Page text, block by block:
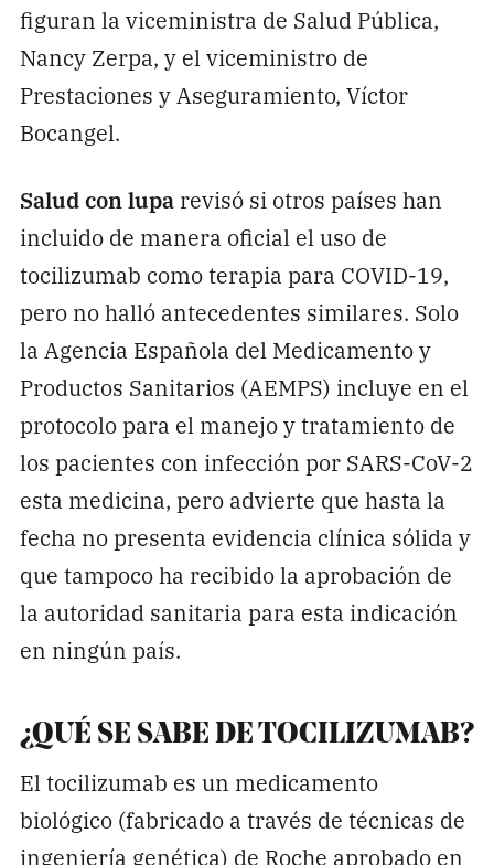
figuran la viceministra de Salud Pública,
Nancy Zerpa, y el viceministro de
Prestaciones y Aseguramiento, Víctor
Bocangel.
Salud con luparevisó si otros países han
incluido de manera oficial el uso de
tocilizumab como terapia para COVID-19,
pero no halló antecedentes similares. Solo
la Agencia Española del Medicamento y
Productos Sanitarios (AEMPS) incluye en el
protocolo para el manejo y tratamiento de
los pacientes con infección por SARS-CoV-2
esta medicina, pero advierte que hasta la
fecha no presenta evidencia clínica sólida y
que tampoco ha recibido la aprobación de
la autoridad sanitaria para esta indicación
en ningún país.
¿QUÉ SE SABE DE TOCILIZUMAB?
El tocilizumab es un medicamento
biológico (fabricado a través de técnicas de
ingeniería genética) de Roche aprobado en